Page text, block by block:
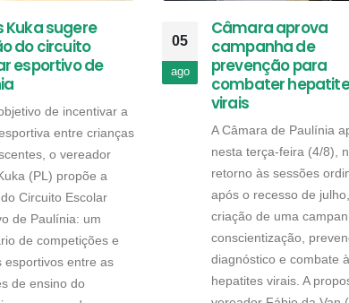
Kuka sugere
do circuito
esportivo de
de incentivar a
entre crianças
o vereador
(PL) propõe a
Circuito Escolar
de Paulínia: um
de competições e
esportivos entre as
de ensino do
05
ago
Câmara aprova
campanha de
prevenção para
combater
virais
A Câmara de Paulínia
nesta terça-feira (4/8),
retorno às sessões
após o recesso de
criação de uma
conscientização,
diagnóstico e combate
hepatites virais. A